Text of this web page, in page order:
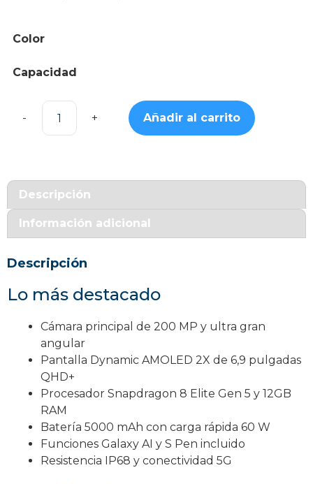
Color
Capacidad
Samsung
Añadir al carrito
Descripción
Información adicional
Descripción
Lo más destacado
Cámara principal de 200 MP y ultra gran
angular
Pantalla Dynamic AMOLED 2X de 6,9 pulgadas
QHD+
Procesador Snapdragon 8 Elite Gen 5 y 12GB
RAM
Batería 5000 mAh con carga rápida 60 W
Funciones Galaxy AI y S Pen incluido
Resistencia IP68 y conectividad 5G